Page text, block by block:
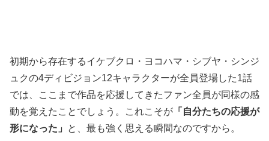
初期から存在するイケブクロ・ヨコハマ・シブヤ・シンジ
ュクの4ディビジョン12キャラクターが全員登場した1話
では、ここまで作品を応援してきたファン全員が同様の感
動を覚えたことでしょう。これこそが 「自分たちの応援が
形になった」
と、最も強く思える瞬間なのですから。